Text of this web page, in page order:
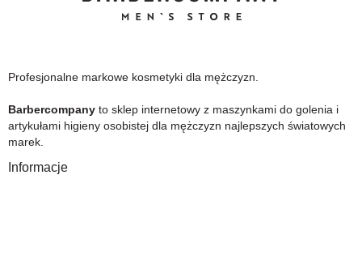
Profesjonalne markowe kosmetyki dla mężczyzn.
Barbercompany to sklep internetowy z maszynkami do golenia i
artykułami higieny osobistej dla mężczyzn najlepszych światowych
marek.
Informacje